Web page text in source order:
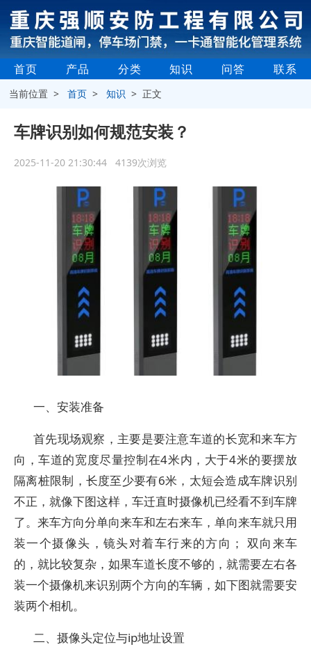
首页 产品 分类 知识 问答 联系
当前位置 >首页 >知识 > 正文
车牌识别如何规范安装？
2025-11-20 21:30:44 4139次浏览
一、安装准备
首先现场观察，主要是要注意车道的长宽和来车方
向，车道的宽度尽量控制在4米内，大于4米的要摆放
隔离桩限制，长度至少要有6米，太短会造成车牌识别
不正，就像下图这样，车迁直时摄像机已经看不到车牌
了。来车方向分单向来车和左右来车，单向来车就只用
装一个摄像头，镜头对着车行来的方向； 双向来车
的，就比较复杂，如果车道长度不够的，就需要左右各
装一个摄像机来识别两个方向的车辆，如下图就需要安
装两个相机。
二、摄像头定位与ip地址设置